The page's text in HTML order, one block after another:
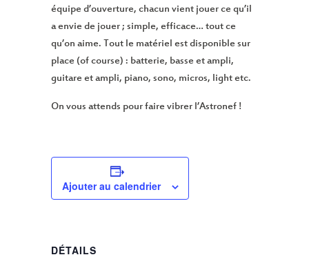
équipe d’ouverture, chacun vient jouer ce qu’il
a envie de jouer ; simple, efficace… tout ce
qu’on aime. Tout le matériel est disponible sur
place (of course) : batterie, basse et ampli,
guitare et ampli, piano, sono, micros, light etc.
On vous attends pour faire vibrer l’Astronef !
Ajouter au calendrier
DÉTAILS